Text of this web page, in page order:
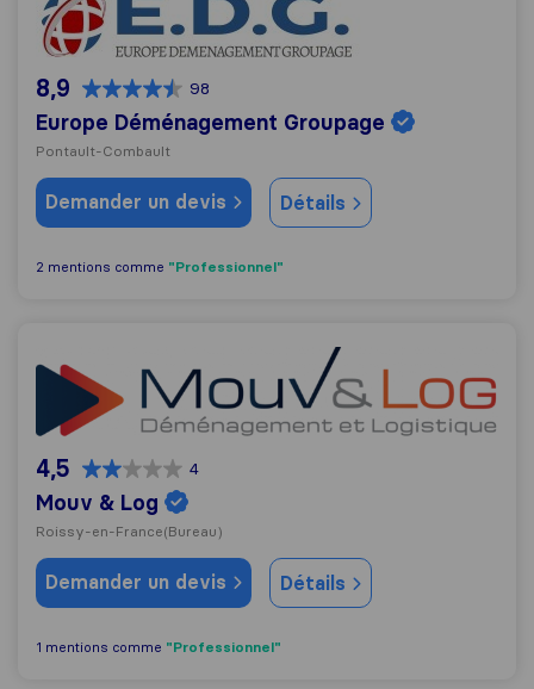
8,9 98
Europe Déménagement Groupage
Pontault-Combault
Demander un devis Détails
2 mentions comme "Professionnel"
Mouv & Log
4,5 4
Mouv & Log
Roissy-en-France(Bureau)
Demander un devis Détails
1 mentions comme "Professionnel"